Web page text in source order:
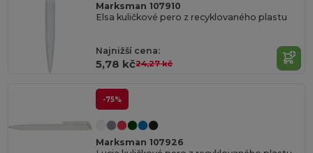
Marksman 107910
Elsa kuličkové pero z recyklovaného plastu
Najnižší cena:
5,78 kč24,27 kč
-75%
Marksman 107926